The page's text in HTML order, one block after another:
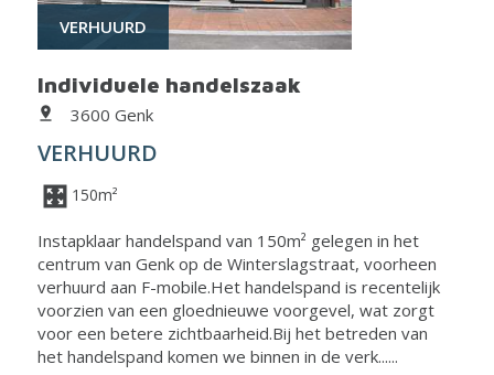
VERHUURD
Individuele handelszaak
3600 Genk
VERHUURD
150m²
Instapklaar handelspand van 150m² gelegen in het
centrum van Genk op de Winterslagstraat, voorheen
verhuurd aan F-mobile.Het handelspand is recentelijk
voorzien van een gloednieuwe voorgevel, wat zorgt
voor een betere zichtbaarheid.Bij het betreden van
het handelspand komen we binnen in de verk......